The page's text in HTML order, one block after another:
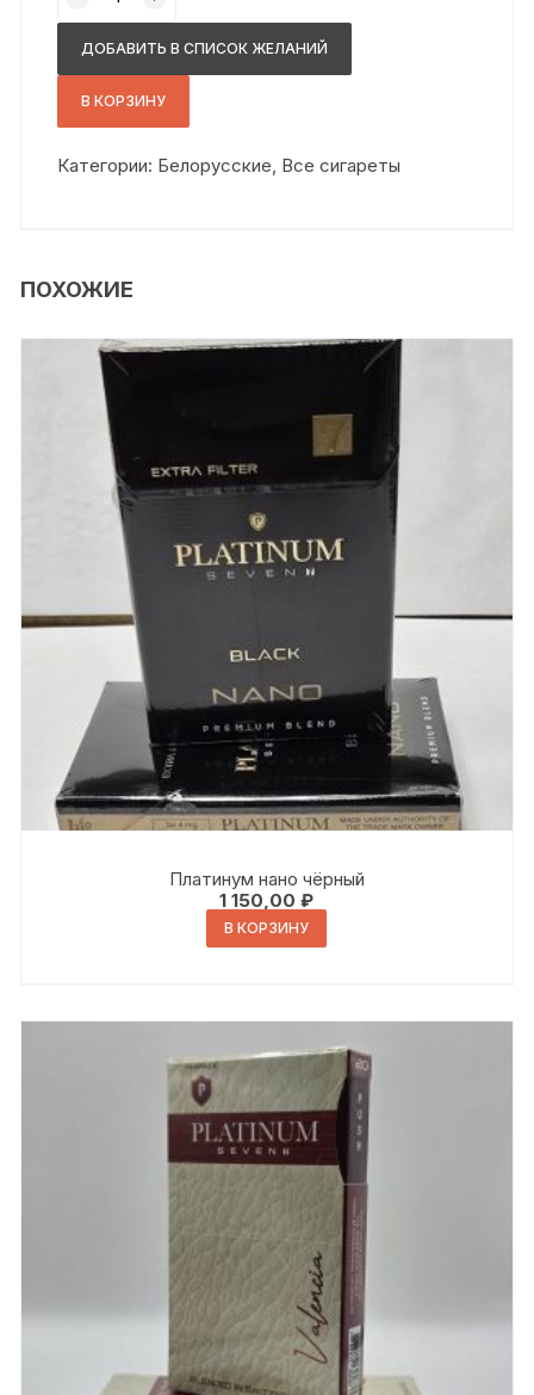
товара
Портал
голд
ДОБАВИТЬ В СПИСОК ЖЕЛАНИЙ
В КОРЗИНУ
Категории: Белорусские, Все сигареты
ПОХОЖИЕ
Платинум нано чёрный
1 150,00₽
В КОРЗИНУ